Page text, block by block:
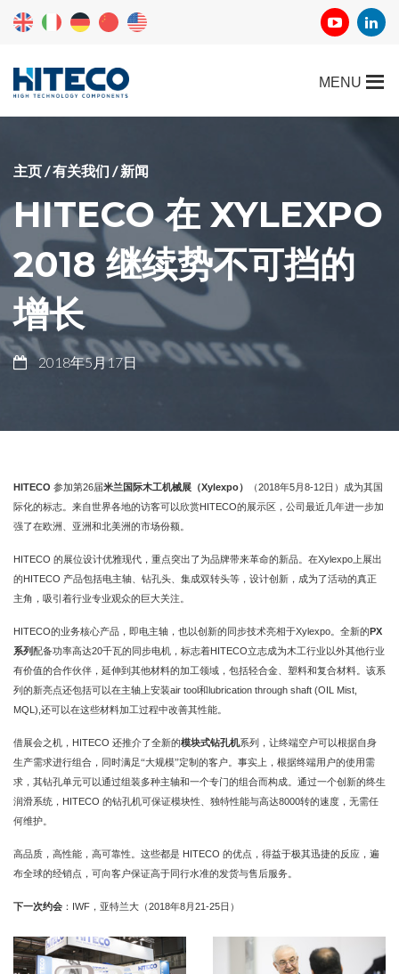
主页/有关我们 /新闻
HITECO 在 XYLEXPO
2018 继续势不可挡的
增长
2018年5月17日
HITECO 参加第26届米兰国际木工机械展（Xylexpo） （2018年5月 8-12日）成为其国
际化的标志。来自世界各地的访客可以欣赏HITECO的展示区，公司最近几年进一步加
强了在欧洲、亚洲和北美洲的市场份额。
HITECO 的展位设计优雅现代，重点突出了为品牌带来革命的新品。在Xylexpo 上展出
的HITECO 产品包括电主轴、钻孔头、集成双转头等，设计创新，成为了活动的真正
主角，吸引着行业专业观众的巨大关注。
HITECO的业务核心产品，即电主轴，也以创新的同步技术亮相于Xylexpo 。全新的PX
系列配备功率高达20千瓦的同步电机，标志着HITECO立志成为木工行业以外其他行业
有价值的合作伙伴，延伸到其他材料的加工领域，包括轻合金、塑料和复合材料。该系
列的新亮点还包括可以在主轴上安装air tool和lubrication through shaft (OIL Mist,
MQL), 还可以在这些材料加工过程中改善其性能。
借展会之机， HITECO 还推介了全新的模块式钻孔机系列，让终端空户可以根据自身
生产需求进行组合，同时满足“大规模”定制的客户。事实上，根据终端用户的使用需
求，其钻孔单元可以通过组装多种主轴和一个专门的组合而构成。通过一个创新的终生
润滑系统， HITECO 的钻孔机可保证模块性、独特性能与高达8000转的速度，无需任
何维护。
高品质，高性能，高可靠性。这些都是 HITECO 的优点，得益于极其迅捷的反应，遍
布全球的经销点，可向客户保证高于同行水准的发货与售后服务。
下一次约会 ： IWF ，亚特兰大（2018年8月 21-25日）